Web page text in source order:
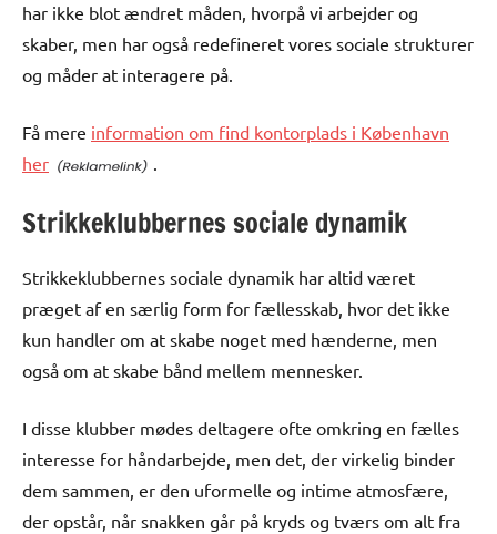
har ikke blot ændret måden, hvorpå vi arbejder og
skaber, men har også redefineret vores sociale strukturer
og måder at interagere på.
Få mere information om find kontorplads i København
her
.
Strikkeklubbernes sociale dynamik
Strikkeklubbernes sociale dynamik har altid været
præget af en særlig form for fællesskab, hvor det ikke
kun handler om at skabe noget med hænderne, men
også om at skabe bånd mellem mennesker.
I disse klubber mødes deltagere ofte omkring en fælles
interesse for håndarbejde, men det, der virkelig binder
dem sammen, er den uformelle og intime atmosfære,
der opstår, når snakken går på kryds og tværs om alt fra